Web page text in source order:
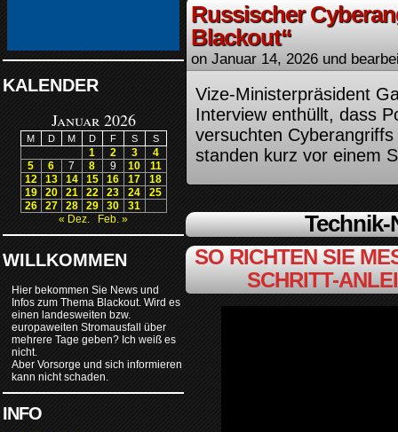
KALENDER
Januar 2026
M D M D F S S
1 2 3
4
5
6 7 8 9 10
11
12
13 14 15 16 17
18
19
20 21 22 23 24
25
26
27 28 29 30
31
« Dez.
Feb. »
WILLKOMMEN
Hier bekommen Sie News und
Infos zum Thema Blackout. Wird es
einen landesweiten bzw.
europaweiten Stromausfall über
mehrere Tage geben? Ich weiß es
nicht.
Aber Vorsorge und sich informieren
kann nicht schaden.
INFO
Russischer
Blackout“
on Januar 14, 2026 und
Vize-Ministerpräsident
Interview enthüllt, dass
versuchten
standen kurz vor einem
SO RICHTEN SIE
SCHRITT-